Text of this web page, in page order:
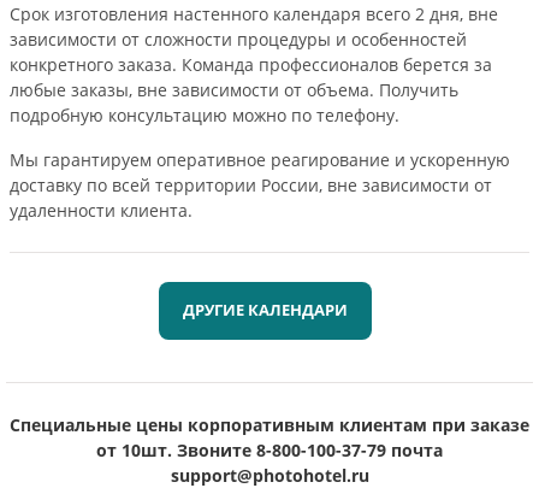
Срок изготовления настенного календаря всего 2 дня, вне
зависимости от сложности процедуры и особенностей
конкретного заказа. Команда профессионалов берется за
любые заказы, вне зависимости от объема. Получить
подробную консультацию можно по телефону.
Мы гарантируем оперативное реагирование и ускоренную
доставку по всей территории России, вне зависимости от
удаленности клиента.
ДРУГИЕ КАЛЕНДАРИ
Специальные цены корпоративным клиентам при заказе
от 10шт. Звоните 8-800-100-37-79 почта
support@photohotel.ru